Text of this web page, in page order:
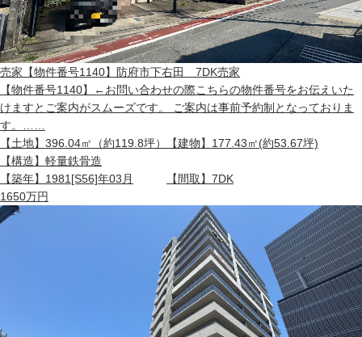
売家 【物件番号1140】防府市下右田 7DK売家
【物件番号1140】←お問い合わせの際こちらの物件番号をお伝えいた
けますとご案内がスムーズです。 ご案内は事前予約制となっておりま
す。……
【土地】 396.04㎡（約119.8坪） 【建物】 177.43㎡(約53.67坪)
【構造】 軽量鉄骨造
【築年】 1981[S56]年03月 【間取】 7DK
1650万円